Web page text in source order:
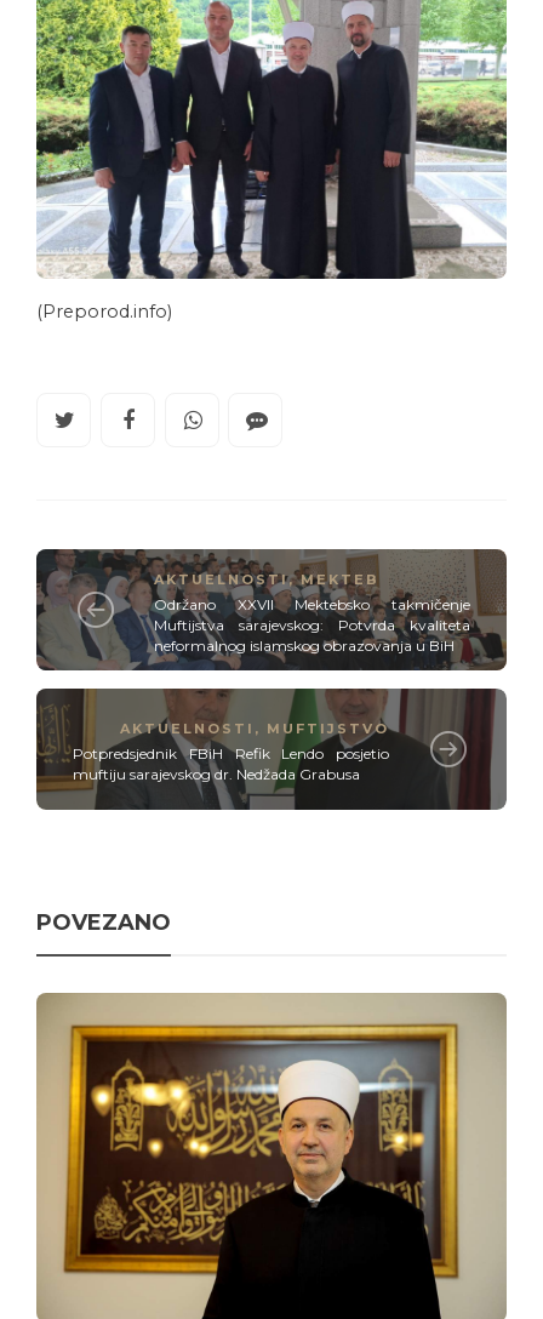
(Preporod.info)
AKTUELNOSTI,MEKTEB
Održano XXVII Mektebsko takmičenje
Muftijstva sarajevskog: Potvrda kvaliteta
neformalnog islamskog obrazovanja u BiH
AKTUELNOSTI , MUFTIJSTVO
Potpredsjednik FBiH Refik Lendo posjetio
muftiju sarajevskog dr. Nedžada Grabusa
POVEZANO